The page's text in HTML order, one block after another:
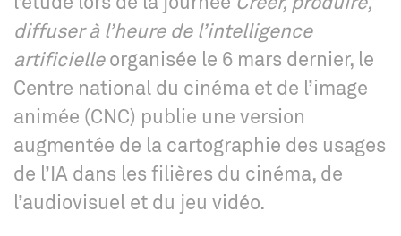
diffuser à l’heure de l’intelligence
artificielleorganisée le 6 mars dernier, le
Centre national du cinéma et de l’image
animée (CNC) publie une version
augmentée de la cartographie des usages
de l’IA dans les filières du cinéma, de
l’audiovisuel et du jeu vidéo.